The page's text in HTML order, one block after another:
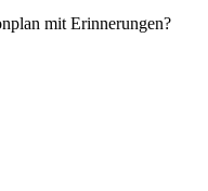
mit Erinnerungen?